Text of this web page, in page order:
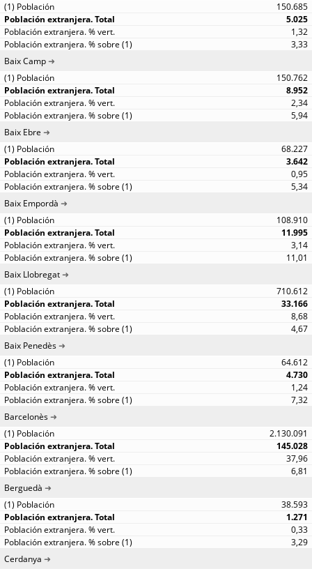
150.685
5.025
1,32
3,33
Baix Camp
150.762
8.952
2,34
5,94
Baix Ebre
68.227
3.642
0,95
5,34
Baix Empordà
108.910
11.995
3,14
11,01
Baix Llobregat
710.612
33.166
8,68
4,67
Baix Penedès
64.612
4.730
1,24
7,32
Barcelonès
2.130.091
145.028
37,96
6,81
Berguedà
38.593
1.271
0,33
3,29
Cerdanya